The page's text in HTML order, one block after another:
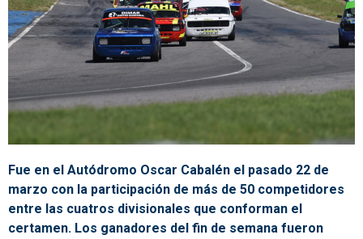
Fue en el Autódromo Oscar Cabalén el pasado 22 de
marzo con la participación de más de 50 competidores
entre las cuatros divisionales que conforman el
certamen. Los ganadores del fin de semana fueron